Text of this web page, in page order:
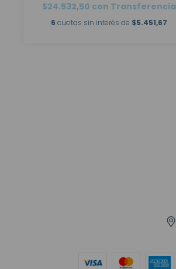
$24.532,50 con Transferencia
6 cuotas sin interés de $5.451,67